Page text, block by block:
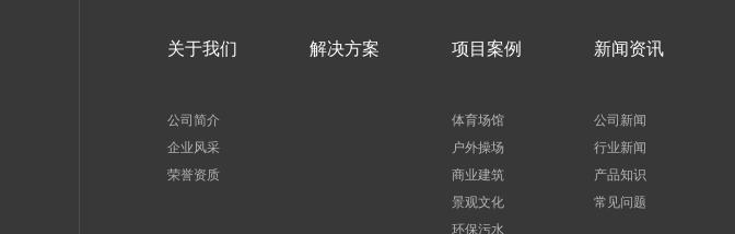
关于我们
公司简介
企业风采
荣誉资质
解决方案 项目案例
体育场馆
户外操场
商业建筑
景观文化
环保污水
新闻资讯
公司新闻
行业新闻
产品知识
常见问题